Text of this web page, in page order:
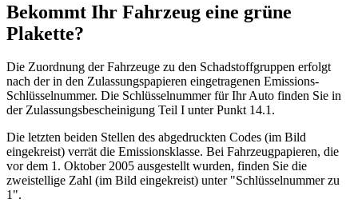
Bekommt Ihr Fahrzeug eine grüne
Plakette?
Die Zuordnung der Fahrzeuge zu den Schadstoffgruppen erfolgt
nach der in den Zulassungspapieren eingetragenen Emissions-
Schlüsselnummer. Die Schlüsselnummer für Ihr Auto finden Sie in
der Zulassungsbescheinigung Teil I unter Punkt 14.1.
Die letzten beiden Stellen des abgedruckten Codes (im Bild
eingekreist) verrät die Emissionsklasse. Bei Fahrzeugpapieren, die
vor dem 1. Oktober 2005 ausgestellt wurden, finden Sie die
zweistellige Zahl (im Bild eingekreist) unter "Schlüsselnummer zu
1".